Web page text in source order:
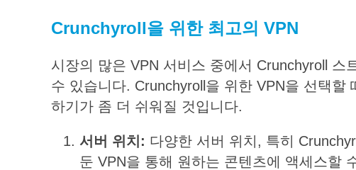
Crunchyroll을 위한 최고의 VPN
시장의 많은 VPN 서비스 중에서 Crunchyroll 스
수 있습니다. Crunchyroll을 위한 VPN을 선택할
하기가 좀 더 쉬워질 것입니다.
서버 위치 : 다양한 서버 위치, 특히
둔 VPN을 통해 원하는 콘텐츠에 액세스할